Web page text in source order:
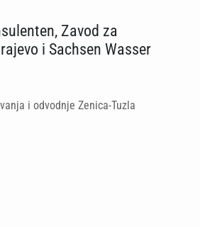
Zavod za
i Sachsen Wasser
i odvodnje Zenica-Tuzla